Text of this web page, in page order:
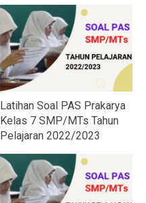
Latihan Soal PAS Prakarya
Kelas 7 SMP/MTs Tahun
Pelajaran 2022/2023